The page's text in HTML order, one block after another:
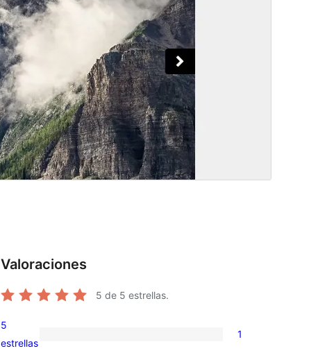
Valoraciones
5 de 5 estrellas.
1
5
estrellas
1